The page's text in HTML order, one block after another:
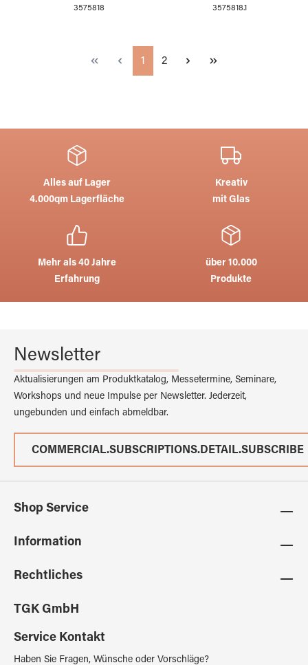
3575818 3575818.1
Seite
1 Seite
2
Alles auf Lager
4.000qm Lagerfläche
Kreativ
mit Glas
Mehr als 40 Jahre
Erfahrung
über 10.000
Produkte
Newsletter
Aktualisierungen am Produktkatalog, Messetermine, Seminare,
Workshops und neue Impulse per Newsletter. Jederzeit,
ungebunden und einfach abmeldbar.
COMMERCIAL.SUBSCRIPTIONS.DETAIL.SUBSCRIBE
Shop Service
Information
Rechtliches
TGK GmbH
Service Kontakt
Haben Sie Fragen, Wünsche oder Vorschläge?